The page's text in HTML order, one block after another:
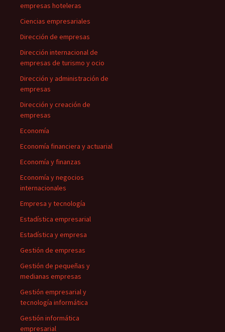
empresas hoteleras
Ciencias empresariales
Dirección de empresas
Dirección internacional de
empresas de turismo y ocio
Dirección y administración de
empresas
Dirección y creación de
empresas
Economía
Economía financiera y actuarial
Economía y finanzas
Economía y negocios
internacionales
Empresa y tecnología
Estadística empresarial
Estadística y empresa
Gestión de empresas
Gestión de pequeñas y
medianas empresas
Gestión empresarial y
tecnología informática
Gestión informática
empresarial